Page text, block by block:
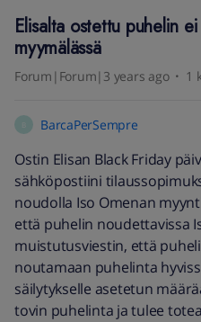
Elisalta ostettu puhelin
myymälässä
Forum|Forum|3 years ago 1
BarcaPerSempre
Ostin Elisan Black Friday
sähköpostiini
noudolla Iso Omenan
että puhelin noudettavissa
muistutusviestin, että
noutamaan puhelinta
säilytykselle asetetun
tovin puhelinta ja tulee